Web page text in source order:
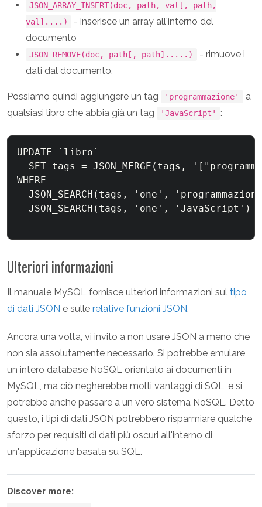
JSON_ARRAY_INSERT(doc, path, val[, path,
val]....)
- inserisce un array all'interno del
documento
JSON_REMOVE(doc, path[, path].....)
- rimuove i
dati dal documento.
Possiamo quindi aggiungere un tag 'programmazione'
a
qualsiasi libro che abbia già un tag
'JavaScript' :
UPDATE `libro`
SET tags = JSON_MERGE(tags,
WHERE
JSON_SEARCH(tags, 'one',
JSON_SEARCH(tags, 'one', 'JavaScript')
Ulteriori informazioni
Il manuale MySQL fornisce ulteriori informazioni sul tipo
di dati JSON e sulle relative funzioni JSON.
Ancora una volta, vi invito a non usare JSON a meno che
non sia assolutamente necessario. Si potrebbe emulare
un intero database NoSQL orientato ai documenti in
MySQL, ma ciò negherebbe molti vantaggi di SQL, e si
potrebbe anche passare a un vero sistema NoSQL. Detto
questo, i tipi di dati JSON potrebbero risparmiare qualche
sforzo per requisiti di dati più oscuri all'interno di
un'applicazione basata su SQL.
Discover more: